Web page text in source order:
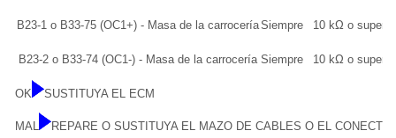
B23-1 o B33-75 (OC1+) - Masa de la carroceríaSiempre 10 kΩ o
B23-2 o B33-74 (OC1-) - Masa de la carrocería Siempre 10 kΩ o
OK SUSTITUYA EL ECM
MAL REPARE O SUSTITUYA EL MAZO DE CABLES O EL